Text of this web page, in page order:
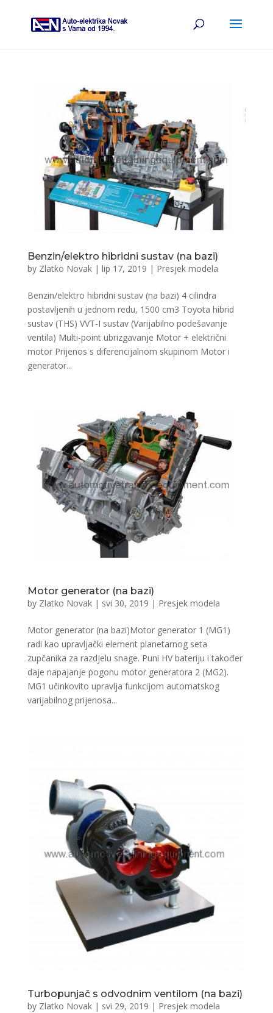
Benzin/elektro hibridni sustav (na bazi)
by Zlatko Novak| lip 17, 2019 | Presjek modela
Benzin/elektro hibridni sustav (na bazi) 4 cilindra
postavljenih u jednom redu, 1500 cm3 Toyota hibrid
sustav (THS) VVT-I sustav (Varijabilno podešavanje
ventila) Multi-point ubrizgavanje Motor + električni
motor Prijenos s diferencijalnom skupinom Motor i
generator...
Motor generator (na bazi)
by Zlatko Novak| svi 30, 2019 | Presjek modela
Motor generator (na bazi)Motor generator 1 (MG1)
radi kao upravljački element planetarnog seta
zupčanika za razdjelu snage. Puni HV bateriju i također
daje napajanje pogonu motor generatora 2 (MG2).
MG1 učinkovito upravlja funkcijom automatskog
varijabilnog prijenosa...
Turbopunjač s odvodnim ventilom (na bazi)
by Zlatko Novak| svi 29, 2019 | Presjek modela